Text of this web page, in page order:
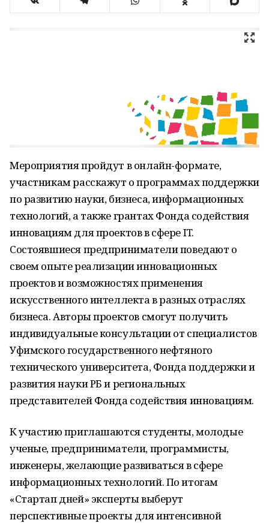
Мероприятия пройдут в онлайн-формате,
участникам расскажут о программах поддержки
по развитию науки, бизнеса, информационных
технологий, а также грантах Фонда содействия
инновациям для проектов в сфере IT.
Состоявшиеся предприниматели поведают о
своем опыте реализации инновационных
проектов и возможностях применения
искусственного интеллекта в разных отраслях
бизнеса. Авторы проектов смогут получить
индивидуальные консультации от специалистов
Уфимского государственного нефтяного
технического университета, Фонда поддержки и
развития науки РБ и региональных
представителей Фонда содействия инновациям.
К участию приглашаются студенты, молодые
ученые, предприниматели, программисты,
инженеры, желающие развиваться в сфере
информационных технологий. По итогам
«Стартап дней» эксперты выберут
перспективные проекты для интенсивной